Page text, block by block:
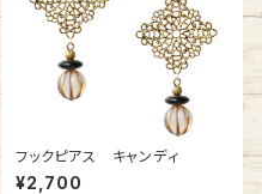
フックピアス キャンディ
¥2,700